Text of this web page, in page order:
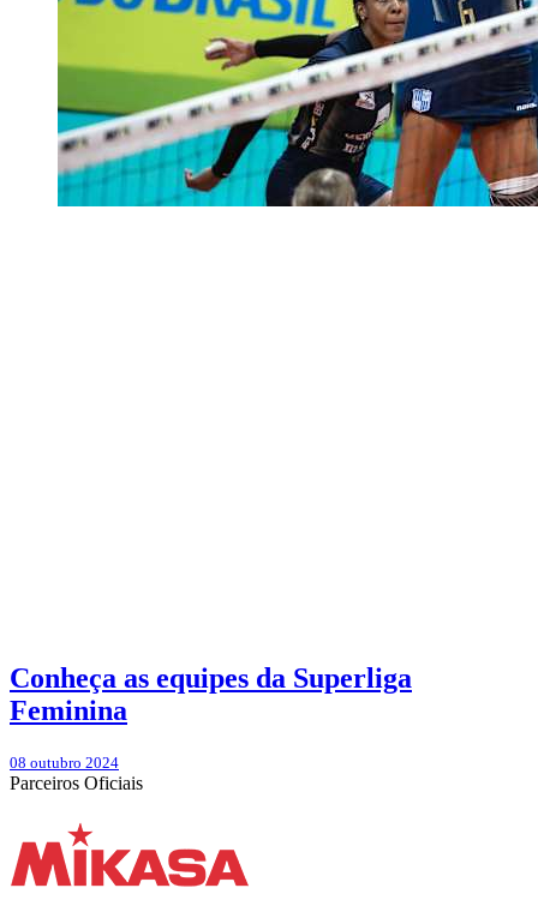
Conheça as equipes da Superliga
Feminina
08 outubro 2024
Parceiros Oficiais